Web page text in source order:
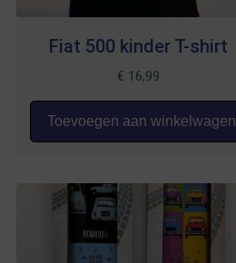
Fiat 500 kinder T-shirt
€ 16,99
Toevoegen aan winkelwagen